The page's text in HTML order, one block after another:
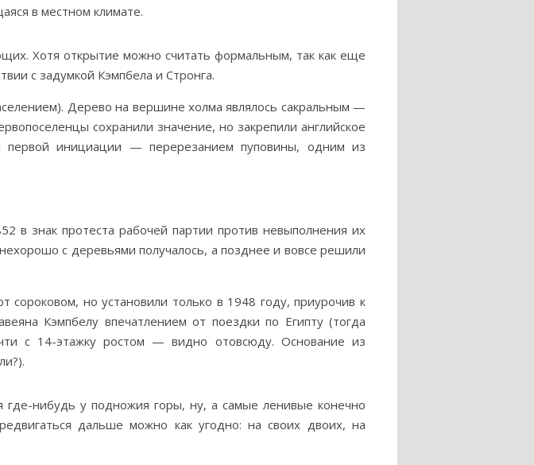
в местном климате.
Хотя открытие можно считать формальным, так как еще
с задумкой Кэмпбела и Стронга.
Дерево на вершине холма являлось сакральным —
сохранили значение, но закрепили английское
инициации — перерезанием пуповины, одним из
знак протеста рабочей партии против невыполнения их
с деревьями получалось, а позднее и вовсе решили
но установили только в 1948 году, приурочив к
Кэмпбелу впечатлением от поездки по Египту (тогда
с 14-этажку ростом — видно отовсюду. Основание из
где-нибудь у подножия горы, ну, а самые ленивые конечно
дальше можно как угодно: на своих двоих, на